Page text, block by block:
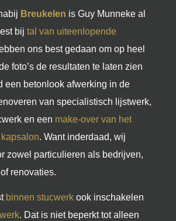
Breukelen is Guy Munneke al
bij tal van uiteenlopende
ons best gedaan om op heel
foto’s de resultaten te laten zien
een betonlook afwerking in de
van specialistisch lijstwerk,
en een make-over van het
. Want inderdaad, wij
zowel particulieren als bedrijven,
renovaties.
binnen stucwerkook inschakelen
. Dat is niet beperkt tot alleen